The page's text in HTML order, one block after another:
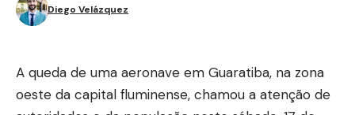
Diego Velázquez
A queda de uma aeronave em Guaratiba, na zona
oeste da capital fluminense, chamou a atenção de